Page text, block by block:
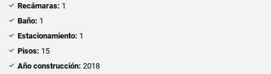
Recámaras: 1
Baño: 1
Estacionamiento: 1
Pisos: 15
Año construcción: 2018